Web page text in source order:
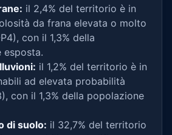
il 2,4% del territorio è in
da frana elevata o molto
con il 1,3% della
esposta.
il 1,2% del territorio è in
ad elevata probabilità
con il 1,3% della popolazione
di suolo: il 32,7% del territorio